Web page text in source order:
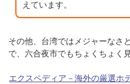
えています。
その他、台湾ではメジャーなさ
で、六合夜市でもちょくちょく
エクスペディア－海外の厳選ホ